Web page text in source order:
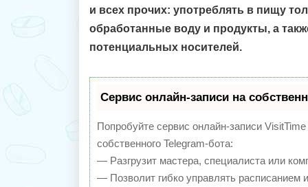
и всех прочих: употреблять в пищу
обработанные воду и продукты, а
потенциальных носителей.
Сервис онлайн-записи на
Попробуйте сервис онлайн-записи
собственного Telegram-бота:
— Разгрузит мастера, специалиста или
— Позволит гибко управлять расписанием и